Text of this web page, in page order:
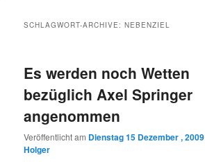
SCHLAGWORT-ARCHIVE:NEBENZIEL
Es werden noch Wetten
bezüglich Axel Springer
angenommen
Veröffentlicht am Dienstag 15 Dezember , 2009
Holger